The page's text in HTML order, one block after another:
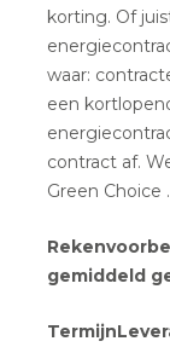
korting. Of
waar:
een
contract af.
Green Choice .
gemiddeld
Termijn